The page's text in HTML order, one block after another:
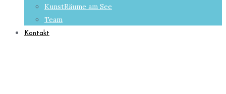
KunstRäume am See
Team
Kontakt